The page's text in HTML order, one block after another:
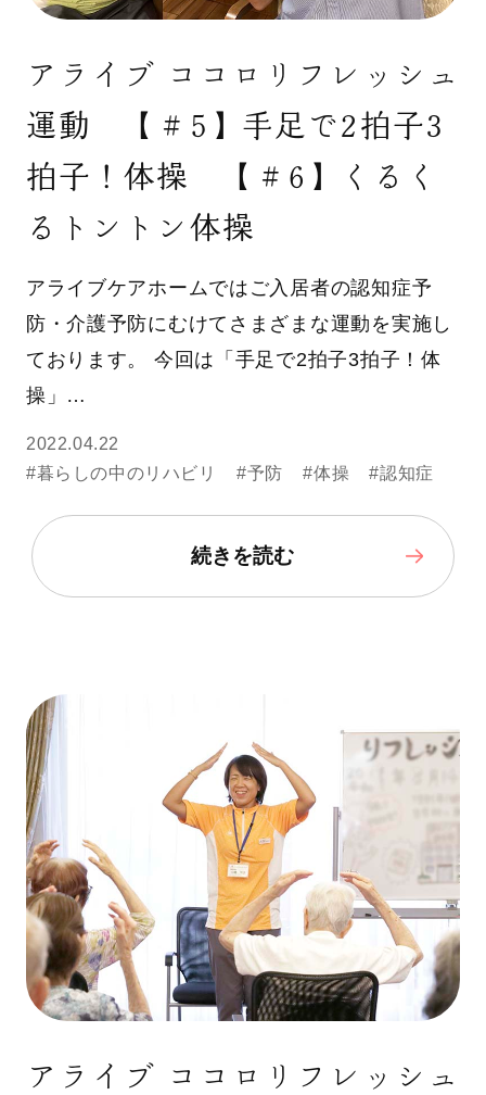
アライブ ココロリフレッシュ
運動 【＃5】手足で2拍子3
拍子！体操 【＃6】くるく
るトントン体操
アライブケアホームではご入居者の認知症予
防・介護予防にむけてさまざまな運動を実施し
ております。 今回は「手足で2拍子3拍子！体
操」…
2022.04.22
#暮らしの中のリハビリ
#予防 #体操 #認知症
続きを読む
アライブ ココロリフレッシュ